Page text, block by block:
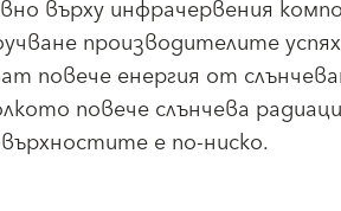
върху инфрачервения
производителите
повече енергия от
повече слънчева
е по-ниско.